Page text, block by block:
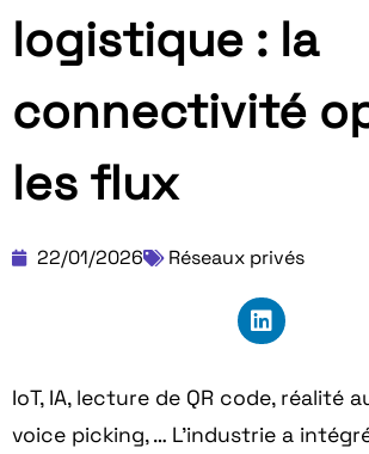
logistique : la
connectivité
les flux
22/01/2026 Réseaux privés
IoT, IA, lecture de QR code, réalité
voice picking, … L’industrie a